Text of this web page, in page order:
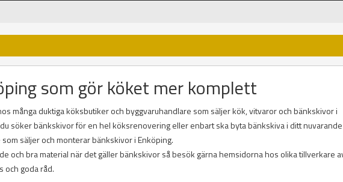
som gör köket mer komplett
många duktiga köksbutiker och byggvaruhandlare som säljer kök, vitvaror och bänkskivor i
söker bänkskivor för en hel köksrenovering eller enbart ska byta bänkskiva i ditt
säljer och monterar bänkskivor i Enköping.
och bra material när det gäller bänkskivor så besök gärna hemsidorna hos olika tillverkare
och goda råd.